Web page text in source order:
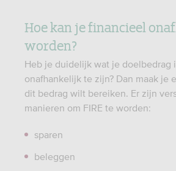
Hoe kan je financieel
worden?
Heb je duidelijk wat je doelbedrag
onafhankelijk te zijn? Dan maak je
dit bedrag wilt bereiken. Er zijn
manieren om FIRE te worden:
sparen
beleggen